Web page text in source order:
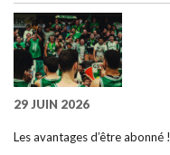
29 JUIN 2026
Les avantages d’être abonné !